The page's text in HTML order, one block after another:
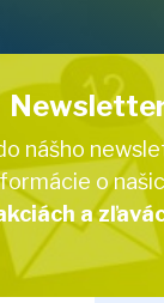
nášho
o
a